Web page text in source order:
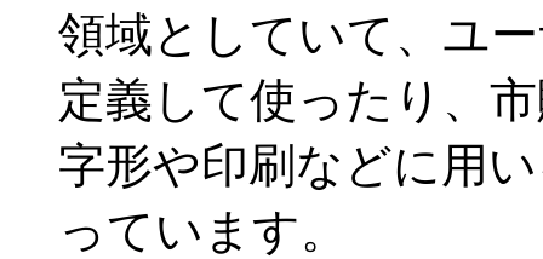
領域としていて、ユ
定義して使ったり、
字形や印刷などに用
っています。